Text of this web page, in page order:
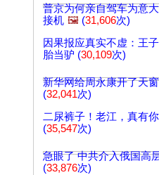
普京为何亲自驾车为意
接机 🖼️ (31,606次)
因果报应真实不虚：王
胎当驴 (30,109次)
新华网给周永康开了天
(32,041次)
二尿裤子！老江，真有
(35,547次)
急眼了 中共介入俄国高
(33,876次)